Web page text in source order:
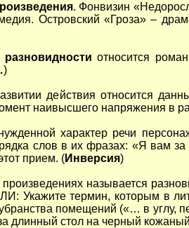
. Фонвизин
Островский «Гроза» –
относится
)
действия относится
наивысшего напряжения в
характер речи
слов в их фразах: «Я вам
прием. (Инверсия)
называется
Укажите термин, которым в
помещений («… в углу,
длинный стол на черный